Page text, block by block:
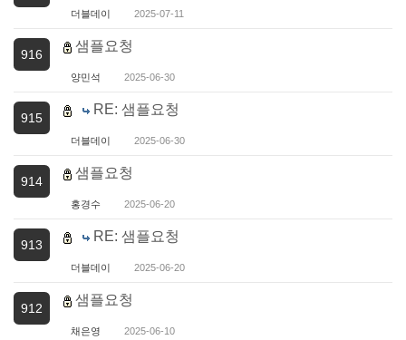
더블데이 2025-07-11
916
샘플요청
양민석 2025-06-30
915
RE: 샘플요청
더블데이 2025-06-30
914
샘플요청
홍경수 2025-06-20
913
RE: 샘플요청
더블데이 2025-06-20
912
샘플요청
채은영 2025-06-10